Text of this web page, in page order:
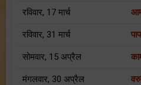
रविवार, 17 मार्च
रविवार, 31 मार्च
सोमवार, 15 अप्रैल
मंगलवार, 30 अप्रैल